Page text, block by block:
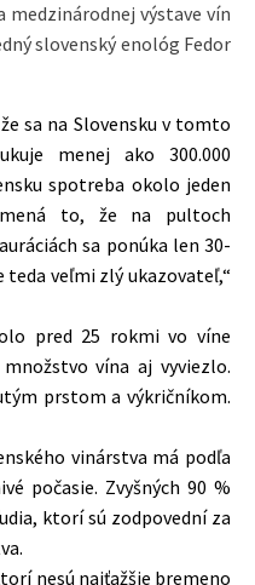
medzinárodnej výstave vín
slovenský enológ Fedor
sa na Slovensku v tomto
menej ako 300.000
spotreba okolo jeden
to, že na pultoch
sa ponúka len 30-
teda veľmi zlý ukazovateľ,“
pred 25 rokmi vo víne
vína aj vyviezlo.
prstom a výkričníkom.
vinárstva má podľa
počasie. Zvyšných 90 %
ktorí sú zodpovední za
nesú najťažšie bremeno